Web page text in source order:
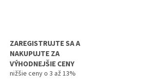
ZAREGISTRUJTE SA A
NAKUPUJTE ZA
VÝHODNEJŠIE CENY
nižšie ceny o 3 až 13%